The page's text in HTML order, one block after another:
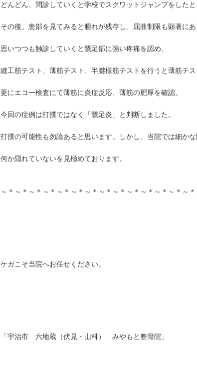
どんどん、問診していくと学校でスクワットジャンプをした
その後。患部を見てみると腫れが残存し、屈曲制限も顕著に
思いつつも触診していくと鵞足部に強い疼痛を認め、
縫工筋テスト、薄筋テスト、半腱様筋テストを行うと薄筋テ
更にエコー検査にて薄筋に炎症反応、薄筋の肥厚を確認。
今回の症例は打撲ではなく「鵞足炎」と判断しました。
打撲の可能性も勿論あると思います。しかし、当院では細か
何か隠れていないを見極めております。
～＊～＊～＊～＊～＊～＊～＊～＊～＊～＊～＊～＊～＊～
ケガこそ当院へお任せください。
「宇治市 六地蔵（伏見・山科） みやもと整骨院」